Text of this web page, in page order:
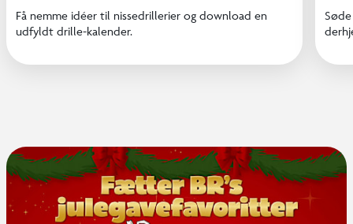
Få nemme idéer til nissedrillerier og download en
udfyldt drille-kalender.